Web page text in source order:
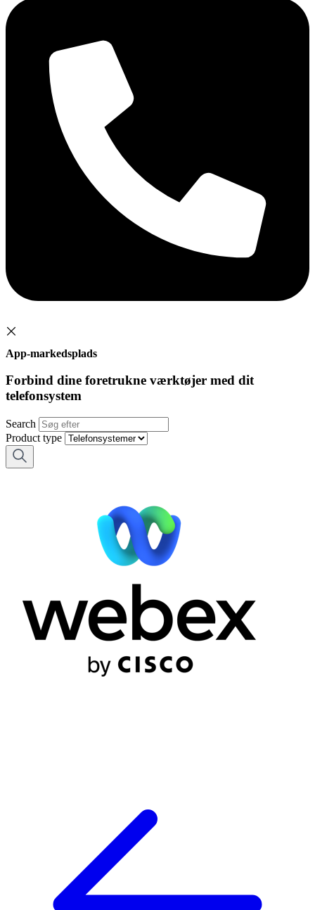
App-markedsplads
Forbind dine foretrukne værktøjer med dit
telefonsystem
Search
Product type